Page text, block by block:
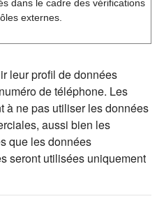
dans le cadre des vérifications
externes.
leur profil de données
de téléphone. Les
à ne pas utiliser les données
aussi bien les
que les données
seront utilisées uniquement